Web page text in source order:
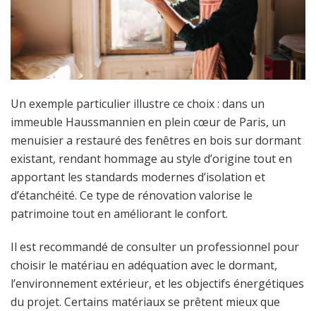
Un exemple particulier illustre ce choix : dans un
immeuble Haussmannien en plein cœur de Paris, un
menuisier a restauré des fenêtres en bois sur dormant
existant, rendant hommage au style d’origine tout en
apportant les standards modernes d’isolation et
d’étanchéité. Ce type de rénovation valorise le
patrimoine tout en améliorant le confort.
Il est recommandé de consulter un professionnel pour
choisir le matériau en adéquation avec le dormant,
l’environnement extérieur, et les objectifs énergétiques
du projet. Certains matériaux se prêtent mieux que